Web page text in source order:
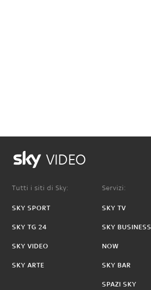
VIDEO
Tutti i siti di Sky:
SKY SPORT
SKY TG 24
SKY VIDEO
SKY ARTE
Servizi:
SKY TV
SKY BUSINESS
NOW
SKY BAR
SPAZI SKY